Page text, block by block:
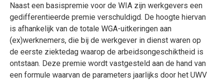
Naast een basispremie voor de WIA zijn werkgevers een
gedifferentieerde premie verschuldigd. De hoogte hiervan
is afhankelijk van de totale WGA-uitkeringen aan
(ex)werknemers, die bij de werkgever in dienst waren op
de eerste ziektedag waarop de arbeidsongeschiktheid is
ontstaan. Deze premie wordt vastgesteld aan de hand van
een formule waarvan de parameters jaarlijks door het UWV